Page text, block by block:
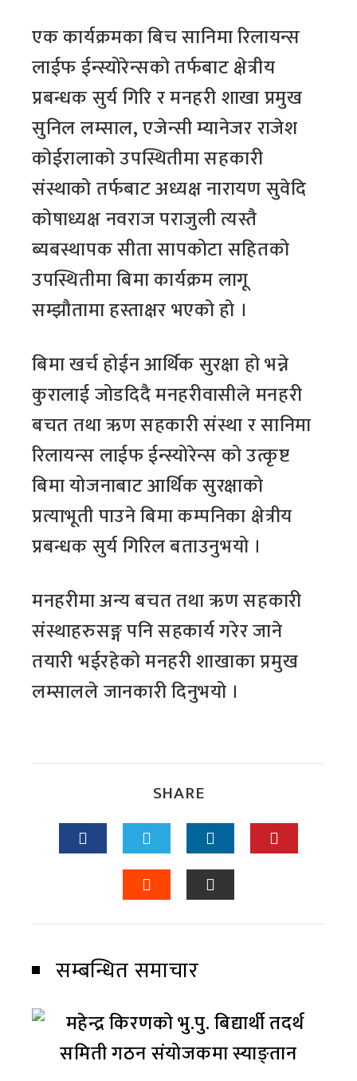
एक कार्यक्रमका बिच सानिमा रिलायन्स
लाईफ ईन्स्योरेन्सको तर्फबाट क्षेत्रीय
प्रबन्धक सुर्य गिरि र मनहरी शाखा प्रमुख
सुनिल लम्साल, एजेन्सी म्यानेजर राजेश
कोईरालाको उपस्थितीमा सहकारी
संस्थाको तर्फबाट अध्यक्ष नारायण सुवेदि
कोषाध्यक्ष नवराज पराजुली त्यस्तै
ब्यबस्थापक सीता सापकोटा सहितको
उपस्थितीमा बिमा कार्यक्रम लागू
सम्झौतामा हस्ताक्षर भएको हो ।
बिमा खर्च होईन आर्थिक सुरक्षा हो भन्ने
कुरालाई जोडदिदै मनहरीवासीले मनहरी
बचत तथा ऋण सहकारी संस्था र सानिमा
रिलायन्स लाईफ ईन्स्योरेन्स को उत्कृष्ट
बिमा योजनाबाट आर्थिक सुरक्षाको
प्रत्याभूती पाउने बिमा कम्पनिका क्षेत्रीय
प्रबन्धक सुर्य गिरिल बताउनुभयो ।
मनहरीमा अन्य बचत तथा ऋण सहकारी
संस्थाहरुसङ्ग पनि सहकार्य गरेर जाने
तयारी भईरहेको मनहरी शाखाका प्रमुख
लम्सालले जानकारी दिनुभयो ।
SHARE
सम्बन्धित समाचार